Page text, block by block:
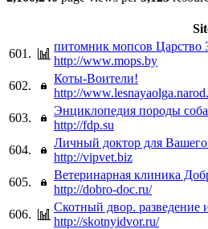
601.
питомник мопсов Царство
http://www.mops.by
602.
Коты-Воители!
http://
603.
Энциклопедия породы
http://fdp.su
604.
Личный доктор для
http://vipvet.biz
605.
Ветеринарная клиника
http://dobro-doc.ru/
606.
Скотный двор. разведение
http://skotnyidvor.ru/